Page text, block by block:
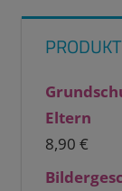
Eltern
8,90 €